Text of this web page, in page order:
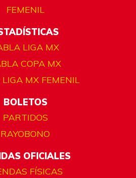
FEMENIL
LIGA MX
COPA MX
MX FEMENIL
BOLETOS
PARTIDOS
RAYOBONO
OFICIALES
FÍSICAS